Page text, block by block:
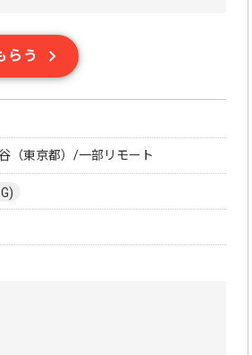
らう
（東京都）/一部リモート